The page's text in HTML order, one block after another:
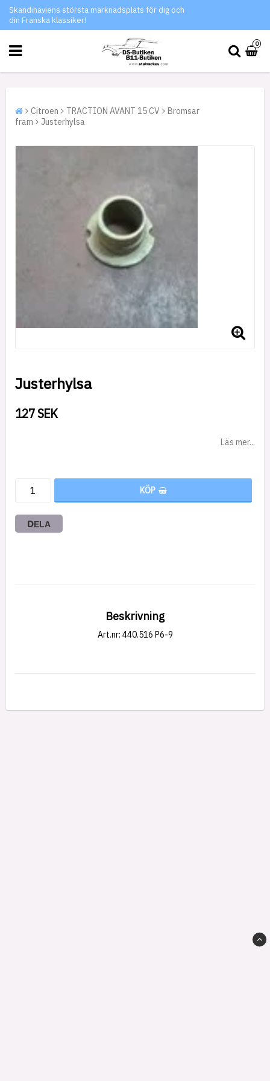
Skandinaviens största marknadsplats för dig och
din Franska klassiker!
0
Citroen TRACTION AVANT 15 CV
Bromsar
fram
Justerhylsa
Justerhylsa
127 SEK
Läs mer...
KÖP
DELA
Beskrivning
Art.nr: 440.516 P6-9